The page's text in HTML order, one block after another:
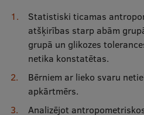
Statistiski ticamas
atšķirības starp abām
grupā un glikozes
netika konstatētas.
Bērniem ar lieko svaru
apkārtmērs.
Analizējot